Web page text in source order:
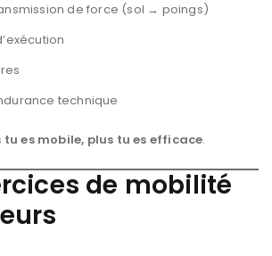
de force (sol → poings)
technique
tu es mobile, plus tu es efficace.
de mobilité